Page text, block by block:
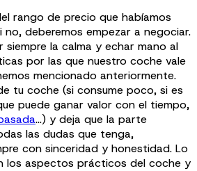
rango de precio que habíamos
deberemos empezar a negociar.
siempre la calma y echar mano al
por las que nuestro coche vale
mencionado anteriormente.
tu coche (si consume poco, si es
puede ganar valor con el tiempo,
…) y deja que la parte
las dudas que tenga,
con sinceridad y honestidad. Lo
los aspectos prácticos del coche y